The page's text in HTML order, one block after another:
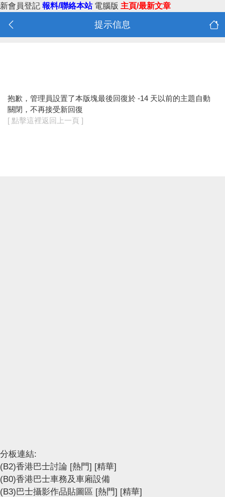
新會員登記 報料/聯絡本站 電腦版 主頁/最新文章
提示信息
抱歉，管理員設置了本版塊最後回復於 -14 天以前的主題自動
關閉，不再接受新回復
[ 點擊這裡返回上一頁 ]
分板連結:
(B2)香港巴士討論 [熱門] [精華]
(B0)香港巴士車務及車廂設備
(B3)巴士攝影作品貼圖區 [熱門] [精華]